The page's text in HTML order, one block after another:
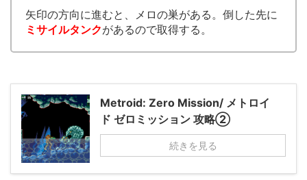
矢印の方向に進むと、メロの巣がある。倒した先に
ミサイルタンクがあるので取得する。
Metroid: Zero Mission/ メトロイ
ド ゼロミッション 攻略②
続きを見る